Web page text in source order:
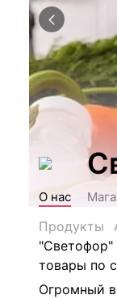
О нас
Продукты
"Светофор"
товары по
Огромный